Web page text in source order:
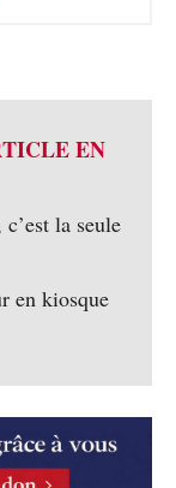
EN
la seule
en kiosque